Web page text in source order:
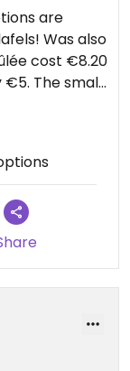
are
Was also
cost €8.20
The small
I’ll go
06-20